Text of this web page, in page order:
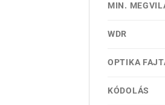
MIN.
WDR
OPTIKA
KÓDOLÁS